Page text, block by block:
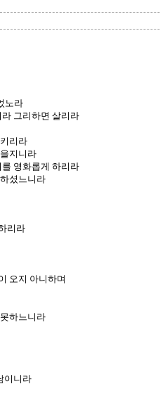
노라
그리하면 살리라
리라
지니라
영화롭게 하리라
셨느니라
리라
오지 아니하며
하느니라
이니라